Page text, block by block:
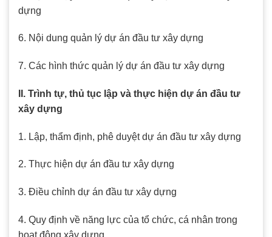
dựng
6. Nội dung quản lý dự án đầu tư xây dựng
7. Các hình thức quản lý dự án đầu tư xây dựng
II. Trình tự, thủ tục lập và thực hiện dự án đầu tư
xây dựng
1. Lập, thẩm định, phê duyệt dự án đầu tư xây dựng
2. Thực hiện dự án đầu tư xây dựng
3. Điều chỉnh dự án đầu tư xây dựng
4. Quy định về năng lực của tổ chức, cá nhân trong
hoạt động xây dựng